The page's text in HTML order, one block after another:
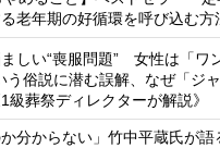
老年期の好循環を呼び込む方
しい“喪服問題” 女性は「ワ
う俗説に潜む誤解、なぜ「ジ
級葬祭ディレクターが解説》
か分からない」竹中平蔵氏が